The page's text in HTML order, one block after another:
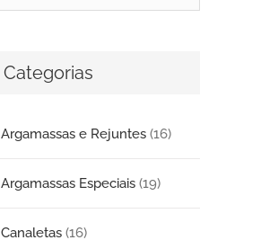
Categorias
Argamassas e Rejuntes (16)
Argamassas Especiais (19)
Canaletas (16)